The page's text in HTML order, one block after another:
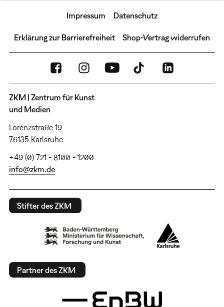
Impressum Datenschutz
Erklärung zur Barrierefreiheit Shop-Vertrag widerrufen
ZKM | Zentrum für Kunst
und Medien
Lorenzstraße 19
76135 Karlsruhe
+49 (0) 721 - 8100 - 1200
info@zkm.de
Stifter des ZKM
Partner des ZKM